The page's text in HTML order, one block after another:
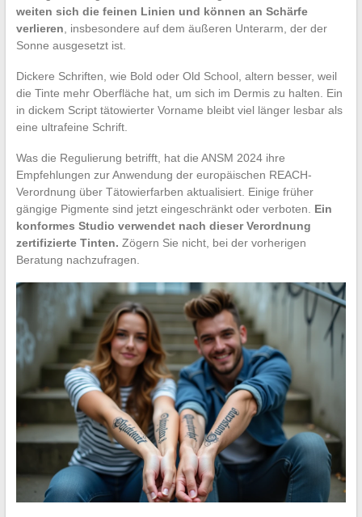
weiten sich die feinen Linien und können an Schärfe
verlieren , insbesondere auf dem äußeren Unterarm, der der
Sonne ausgesetzt ist.
Dickere Schriften, wie Bold oder Old School, altern besser, weil
die Tinte mehr Oberfläche hat, um sich im Dermis zu halten. Ein
in dickem Script tätowierter Vorname bleibt viel länger lesbar als
eine ultrafeine Schrift.
Was die Regulierung betrifft, hat die ANSM 2024 ihre
Empfehlungen zur Anwendung der europäischen REACH-
Verordnung über Tätowierfarben aktualisiert. Einige früher
gängige Pigmente sind jetzt eingeschränkt oder verboten. Ein
konformes Studio verwendet nach dieser Verordnung
zertifizierte Tinten. Zögern Sie nicht, bei der vorherigen
Beratung nachzufragen.